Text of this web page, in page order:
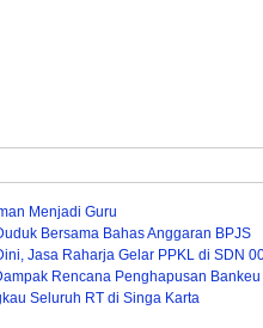
Menjadi Guru
Bersama Bahas Anggaran BPJS
Jasa Raharja Gelar PPKL di SDN
Rencana Penghapusan
Seluruh RT di Singa Karta